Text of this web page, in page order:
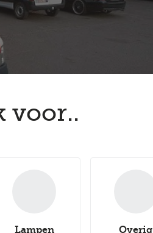
voor..
Lampen Overig